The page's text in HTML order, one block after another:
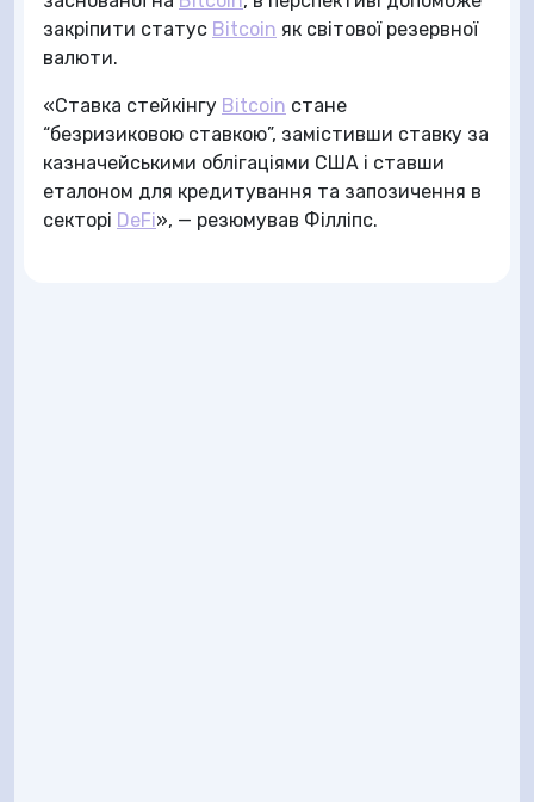
закріпити статус Bitcoin як світової резервної
валюти.
«Ставка стейкінгу Bitcoin стане
“безризиковою ставкою”, замістивши ставку за
казначейськими облігаціями США і ставши
еталоном для кредитування та запозичення в
секторі DeFi», — резюмував Філліпс.